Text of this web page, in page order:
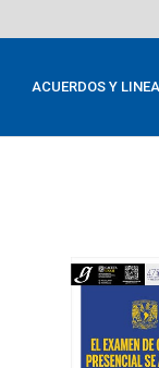
ACUERDOS Y